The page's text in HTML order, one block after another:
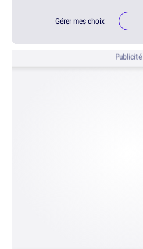
Gérer mes choix
Publicité